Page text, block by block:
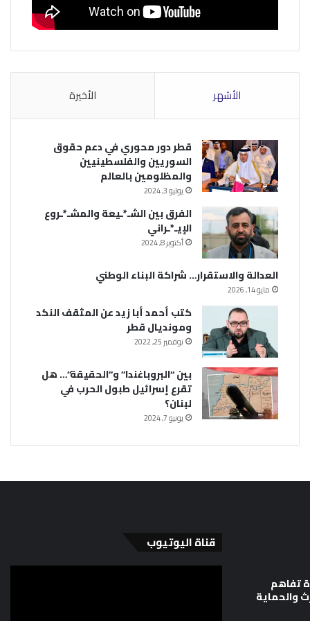
الأشهر الأخيرة
قطر دور محوري في دعم حقوق
السوريين والفلسطينيين
والمظلومين بالعالم
يوليو 3, 2024
الفرق بين الشـ*ـيعة والمشـ*ـروع
الإيـ*ـراني
أكتوبر 8, 2024
العدالة والاستقرار… شراكة البناء الوطني
مايو 14, 2026
كتب أحمد أبا زيد عن المثقف النكد
ومونديال قطر
نوفمبر 25, 2022
بين “البروباغندا” و”الحقيقة”… هل
تقرع إسرائيل طبول الحرب في
لبنان؟
يونيو 7, 2024
تفاهم
والحماية
قناة اليوتيوب